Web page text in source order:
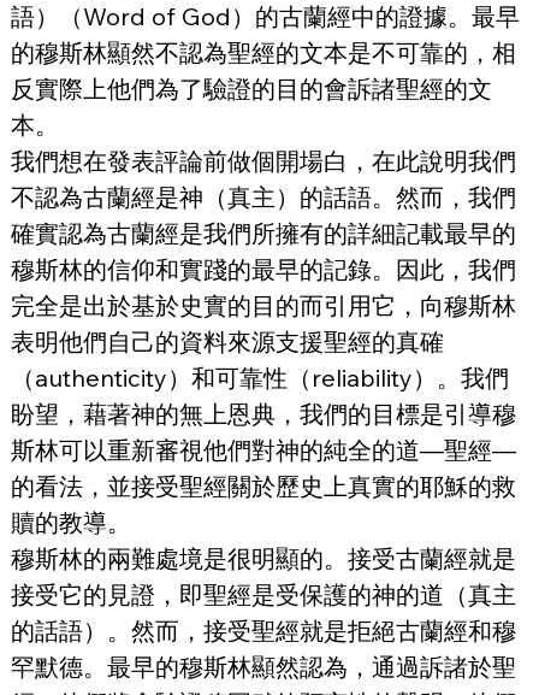
語）（Word of God）的古蘭經中的證據。最早
的穆斯林顯然不認為聖經的文本是不可靠的，相
反實際上他們為了驗證的目的會訴諸聖經的文
本。
我們想在發表評論前做個開場白，在此說明我們
不認為古蘭經是神（真主）的話語。然而，我們
確實認為古蘭經是我們所擁有的詳細記載最早的
穆斯林的信仰和實踐的最早的記錄。因此，我們
完全是出於基於史實的目的而引用它，向穆斯林
表明他們自己的資料來源支援聖經的真確
（authenticity）和可靠性（reliability）。我們
盼望，藉著神的無上恩典，我們的目標是引導穆
斯林可以重新審視他們對神的純全的道—聖經—
的看法，並接受聖經關於歷史上真實的耶穌的救
贖的教導。
穆斯林的兩難處境是很明顯的。接受古蘭經就是
接受它的見證，即聖經是受保護的神的道（真主
的話語）。然而，接受聖經就是拒絕古蘭經和穆
罕默德。最早的穆斯林顯然認為，通過訴諸於聖